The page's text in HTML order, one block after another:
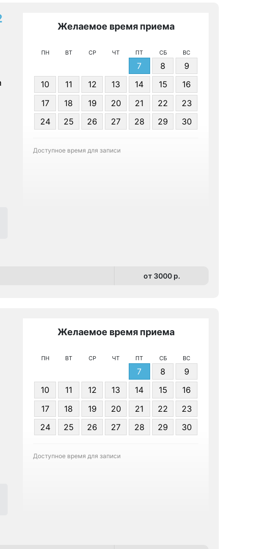
Желаемое время приема
ПН ВТ СР ЧТ ПТ СБ ВС
7 8
9
10
11 12 13 14 15
16
17
18 19 20 21 22
23
24
25 26 27 28 29 30
Доступное время для записи
от 3000 p.
Желаемое время приема
ПН ВТ СР ЧТ ПТ СБ ВС
7 8
9
10
11 12 13 14 15
16
17
18 19 20 21 22
23
24
25 26 27 28 29 30
Доступное время для записи